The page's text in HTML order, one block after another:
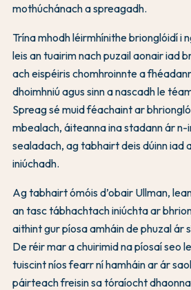
mothúchánach a spreagadh.
Trína mhodh léirmhínithe brionglóidí i
leis an tuairim nach puzail aonair iad
ach eispéiris chomhroinnte a
dhoimhniú agus sinn a nascadh le
Spreag sé muid féachaint ar
mbealach, áiteanna ina stadann ár n-
sealadach, ag tabhairt deis dúinn iad
iniúchadh.
Ag tabhairt ómóis d’obair Ullman,
an tasc tábhachtach iniúchta ar
aithint gur píosa amháin de phuzal ár
De réir mar a chuirimid na píosaí seo
tuiscint níos fearr ní hamháin ar ár
páirteach freisin sa tóraíocht